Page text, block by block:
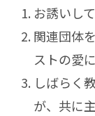
お誘いし
関連団体
ストの愛
しばらく
が、共に